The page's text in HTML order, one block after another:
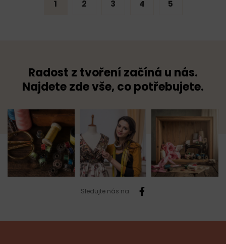
1 2 3 4 5
Radost z tvoření začíná u nás.
Najdete zde vše, co potřebujete.
Sledujte nás na